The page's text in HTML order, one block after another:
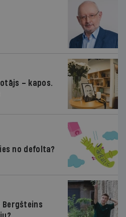
– kapos.
no defolta?
Bergšteins